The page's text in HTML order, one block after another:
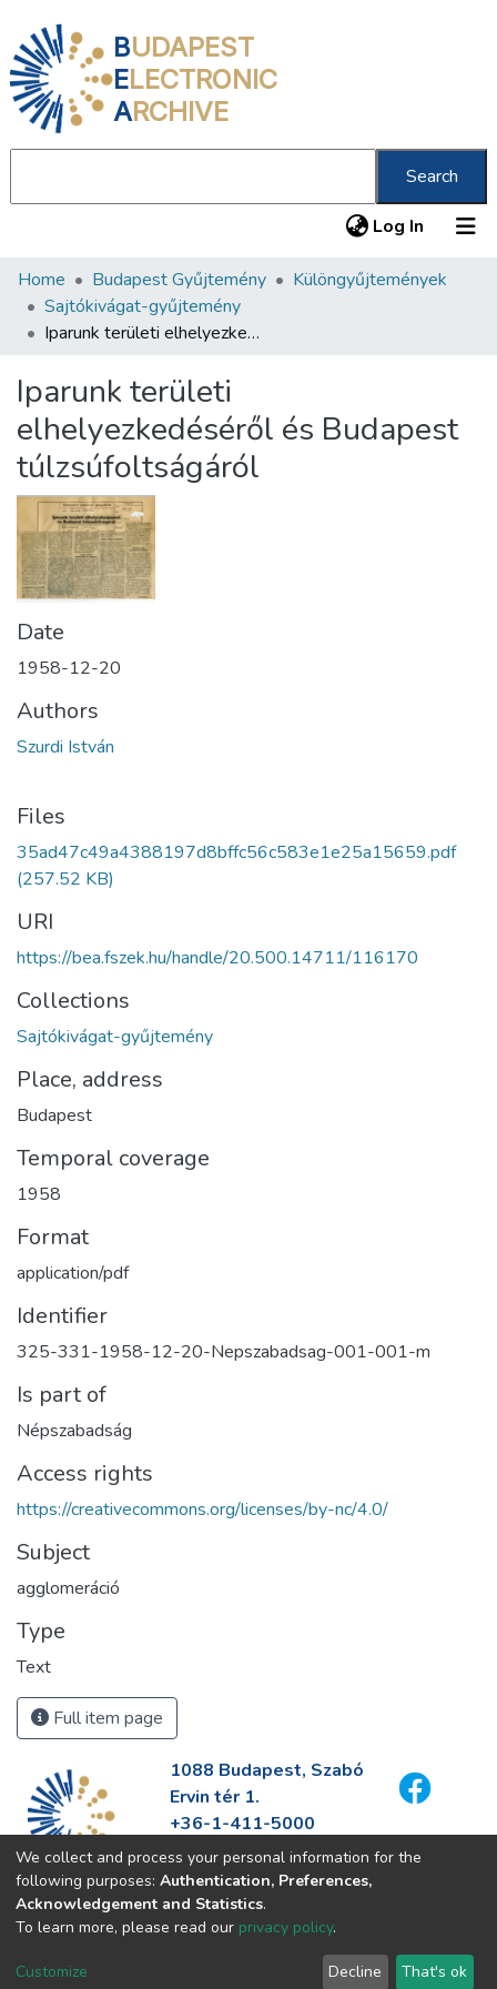
BUDAPEST
ELECTRONIC
ARCHIVE
Search
Log In (current)
Communities & Collections
All of DSpace
About us
Home Budapest Gyűjtemény
Különgyűjtemények
Sajtókivágat-gyűjtemény
Iparunk területi elhelyezkedéséről és Budapest túlzsúfoltságáról
Iparunk területi
elhelyezkedéséről és Budapest
túlzsúfoltságáról
Date
1958-12-20
Authors
Szurdi István
Files
35ad47c49a4388197d8bffc56c583e1e25a15659.pdf
(257.52 KB)
URI
https://bea.fszek.hu/handle/20.500.14711/116170
Collections
Sajtókivágat-gyűjtemény
Place, address
Budapest
Temporal coverage
1958
Format
application/pdf
Identifier
325-331-1958-12-20-Nepszabadsag-001-001-m
Is part of
Népszabadság
Access rights
https://creativecommons.org/licenses/by-nc/4.0/
Subject
agglomeráció
Type
Text
Full item page
1088 Budapest, Szabó
Ervin tér 1.
+36-1-411-5000
info@fszek.hu
https://fszek.hu
We collect and process your personal information for the
following purposes: Authentication, Preferences,
Acknowledgement and Statistics.
To learn more, please read our privacy policy.
Customize Decline That's ok